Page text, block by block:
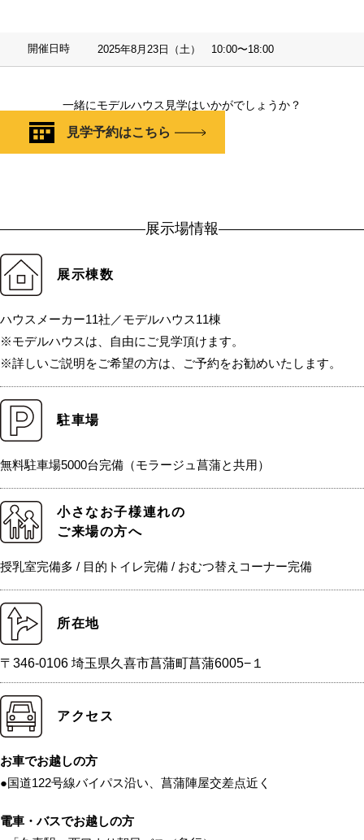
開催日時 2025年8月23日（土） 10:00〜18:00
一緒にモデルハウス見学はいかがでしょうか？
見学予約はこちら
展示場情報
展示棟数
ハウスメーカー11社／モデルハウス11棟
※モデルハウスは、自由にご見学頂けます。
※詳しいご説明をご希望の方は、ご予約をお勧めいたします。
駐車場
無料駐車場5000台完備（モラージュ菖蒲と共用）
小さなお子様連れの
ご来場の方へ
授乳室完備多 / 目的トイレ完備 / おむつ替えコーナー完備
所在地
〒346-0106 埼玉県久喜市菖蒲町菖蒲6005−１
アクセス
お車でお越しの方
●国道122号線バイパス沿い、菖蒲陣屋交差点近く
電車・バスでお越しの方